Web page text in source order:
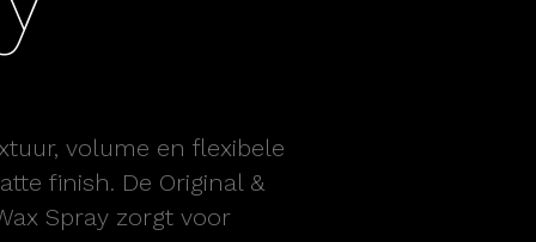
volume en flexibele
finish. De Original &
Spray zorgt voor